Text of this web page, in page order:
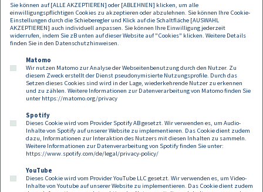
Footer
Kontakt Datenschutz
Impressum
Compliance
Cookies
Sie können auf [ALLE AKZEPTIEREN] oder [ABLEHNEN] klicken, um alle
einwilligungspflichtigen Cookies zu akzeptieren oder abzulehnen. Sie können Ihre Cookie-
Einstellungen durch die Schieberegler und Klick auf die Schaltfläche [AUSWAHL
AKZEPTIEREN] auch individuell anpassen. Sie können Ihre Einwilligung jederzeit
widerrufen, indem Sie zB unten auf dieser Website auf "Cookies" klicken. Weitere Details
finden Sie in den Datenschutzhinweisen.
Matomo
Wir nutzen Matomo zur Analyse der Webseitenbenutzung durch den Nutzer. Zu
diesem Zweck erstellt der Dienst pseudonymisierte Nutzungsprofile. Durch das
Setzen dieses Cookies sind wird in der Lage, wiederkehrende Nutzer zu erkennen
und zu zählen. Weitere Informationen zur Datenverarbeitung von Matomo finden Sie
unter https://matomo.org/privacy
Spotify
Dieses Cookie wird vom Provider Spotify AB gesetzt. Wir verwenden es, um Audio-
Inhalte von Spotify auf unserer Website zu implementieren. Das Cookie dient zudem
dazu, Informationen zur Interaktion des Nutzers mit diesen Inhalten zu sammeln.
Weitere Informationen zur Datenverarbeitung von Spotify finden Sie unter:
https://www.spotify.com/de/legal/privacy-policy/
YouTube
Dieses Cookie wird vom Provider YouTube LLC gesetzt. Wir verwenden es, um Video-
Inhalte von Youtube auf unserer Website zu implementieren. Das Cookie dient zudem
Follow us on: